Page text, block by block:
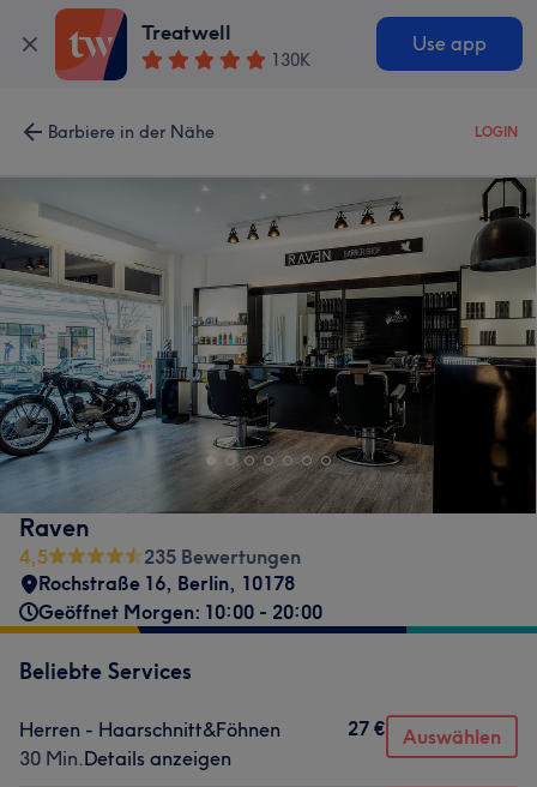
Treatwell
130K
Use app
Barbiere in der Nähe LOGIN
Raven
4,5
235 Bewertungen
Rochstraße 16, Berlin, 10178
Geöffnet Morgen: 10:00 - 20:00
Beliebte Services
Herren - Haarschnitt&Föhnen
30 Min.Details anzeigen
27 € Auswählen